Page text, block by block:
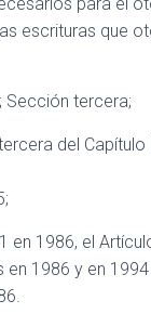
escrituras que
Sección tercera;
del
en 1986, el
1986 y en 1994